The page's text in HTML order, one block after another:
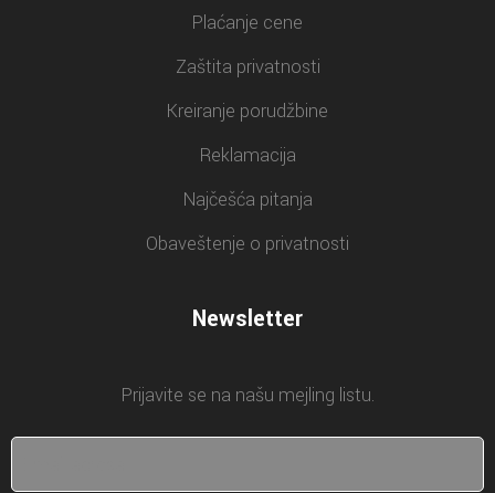
Plaćanje cene
Zaštita privatnosti
Kreiranje porudžbine
Reklamacija
Najčešća pitanja
Obaveštenje o privatnosti
Newsletter
Prijavite se na našu mejling listu.